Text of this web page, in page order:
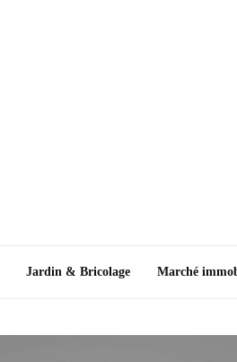
Jardin & Bricolage Marché